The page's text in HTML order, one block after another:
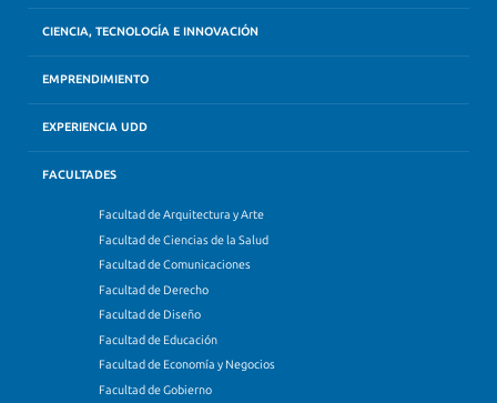
CIENCIA, TECNOLOGÍA E INNOVACIÓN
EMPRENDIMIENTO
EXPERIENCIA UDD
FACULTADES
Facultad de Arquitectura y Arte
Facultad de Ciencias de la Salud
Facultad de Comunicaciones
Facultad de Derecho
Facultad de Diseño
Facultad de Educación
Facultad de Economía y Negocios
Facultad de Gobierno